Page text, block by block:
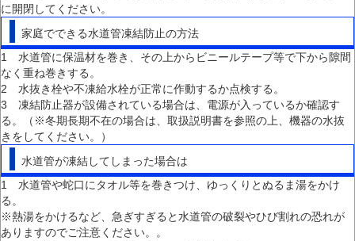
に開閉してください。
家庭でできる水道管凍結防止の方法
1 水道管に保温材を巻き、その上からビニールテープ等で下から隙間
なく重ね巻きする。
2 水抜き栓や不凍給水栓が正常に作動するか点検する。
3 凍結防止器が設備されている場合は、電源が入っているか確認す
る。（※冬期長期不在の場合は、取扱説明書を参照の上、機器の水抜
きをしてください。）
水道管が凍結してしまった場合は
1 水道管や蛇口にタオル等を巻きつけ、ゆっくりとぬるま湯をかけ
る。
※熱湯をかけるなど、急ぎすぎると水道管の破裂やひび割れの恐れが
ありますのでご注意ください。。